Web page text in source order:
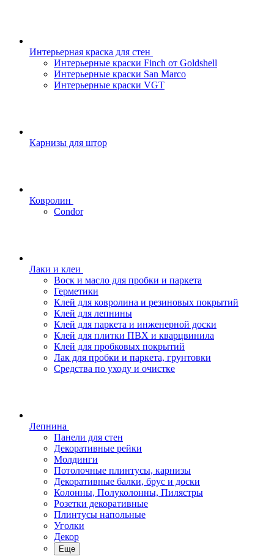
Интерьерная краска для стен
Интерьерные краски Finch от Goldshell
Интерьерные краски San Marco
Интерьерные краски VGT
Карнизы для штор
Ковролин
Condor
Лаки и клеи
Воск и масло для пробки и паркета
Герметики
Клей для ковролина и резиновых покрытий
Клей для лепнины
Клей для паркета и инженерной доски
Клей для плитки ПВХ и кварцвинила
Клей для пробковых покрытий
Лак для пробки и паркета, грунтовки
Средства по уходу и очистке
Лепнина
Панели для стен
Декоративные рейки
Молдинги
Потолочные плинтусы, карнизы
Декоративные балки, брус и доски
Колонны, Полуколонны, Пилястры
Розетки декоративные
Плинтусы напольные
Уголки
Декор
Еще